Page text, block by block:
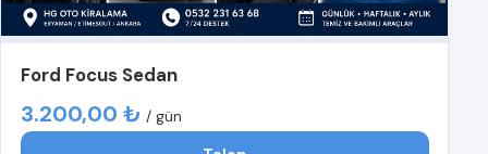
Ford Focus Sedan
3.200,00 ₺ / gün